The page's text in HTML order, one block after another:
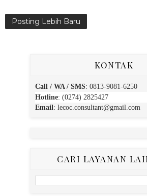
Posting Lebih Baru
KONTAK
Call / WA / SMS: 0813-9081-6250
Hotline: (0274) 2825427
Email: lecoc.consultant@gmail.com
CARI LAYANAN